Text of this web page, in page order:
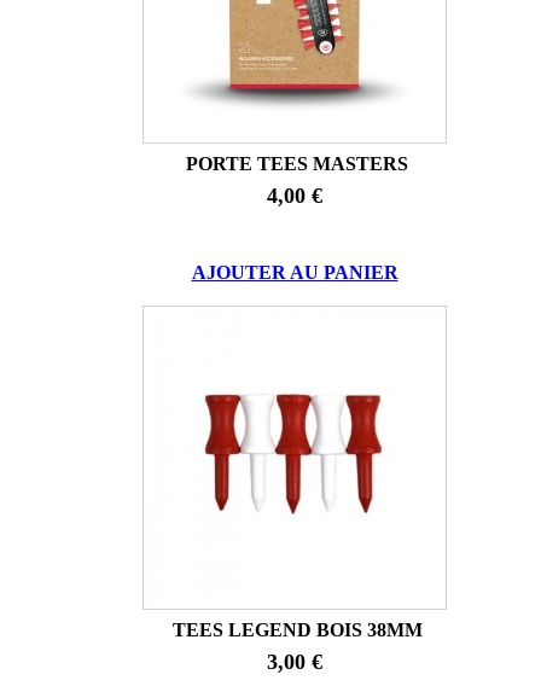
PORTE TEES MASTERS
4,00 €
AJOUTER AU PANIER
TEES LEGEND BOIS 38MM
3,00 €